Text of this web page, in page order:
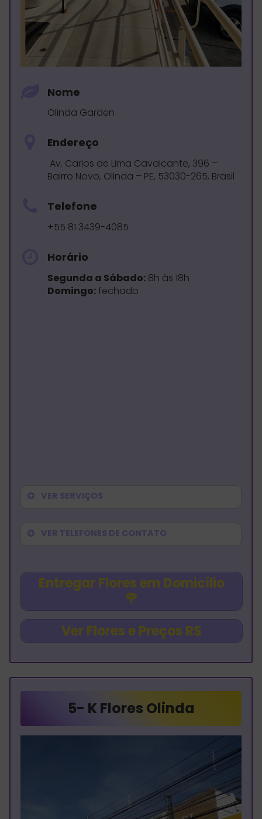
Nome
Olinda Garden
Endereço
Av. Carlos de Lima Cavalcante, 396 –
Bairro Novo, Olinda – PE, 53030-265, Brasil
Telefone
+55 81 3439-4085
Horário
Segunda a Sábado: 8h às 18h
Domingo: fechado
VER SERVIÇOS
VER TELEFONES DE CONTATO
Entregar Flores em Domicílio
🌹
Ver Flores e Preços R$
5- K Flores Olinda